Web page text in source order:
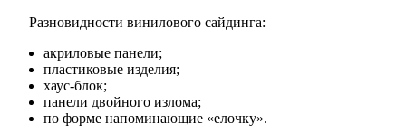
Разновидности винилового сайдинга:
акриловые панели;
пластиковые изделия;
хаус-блок;
панели двойного излома;
по форме напоминающие «елочку».